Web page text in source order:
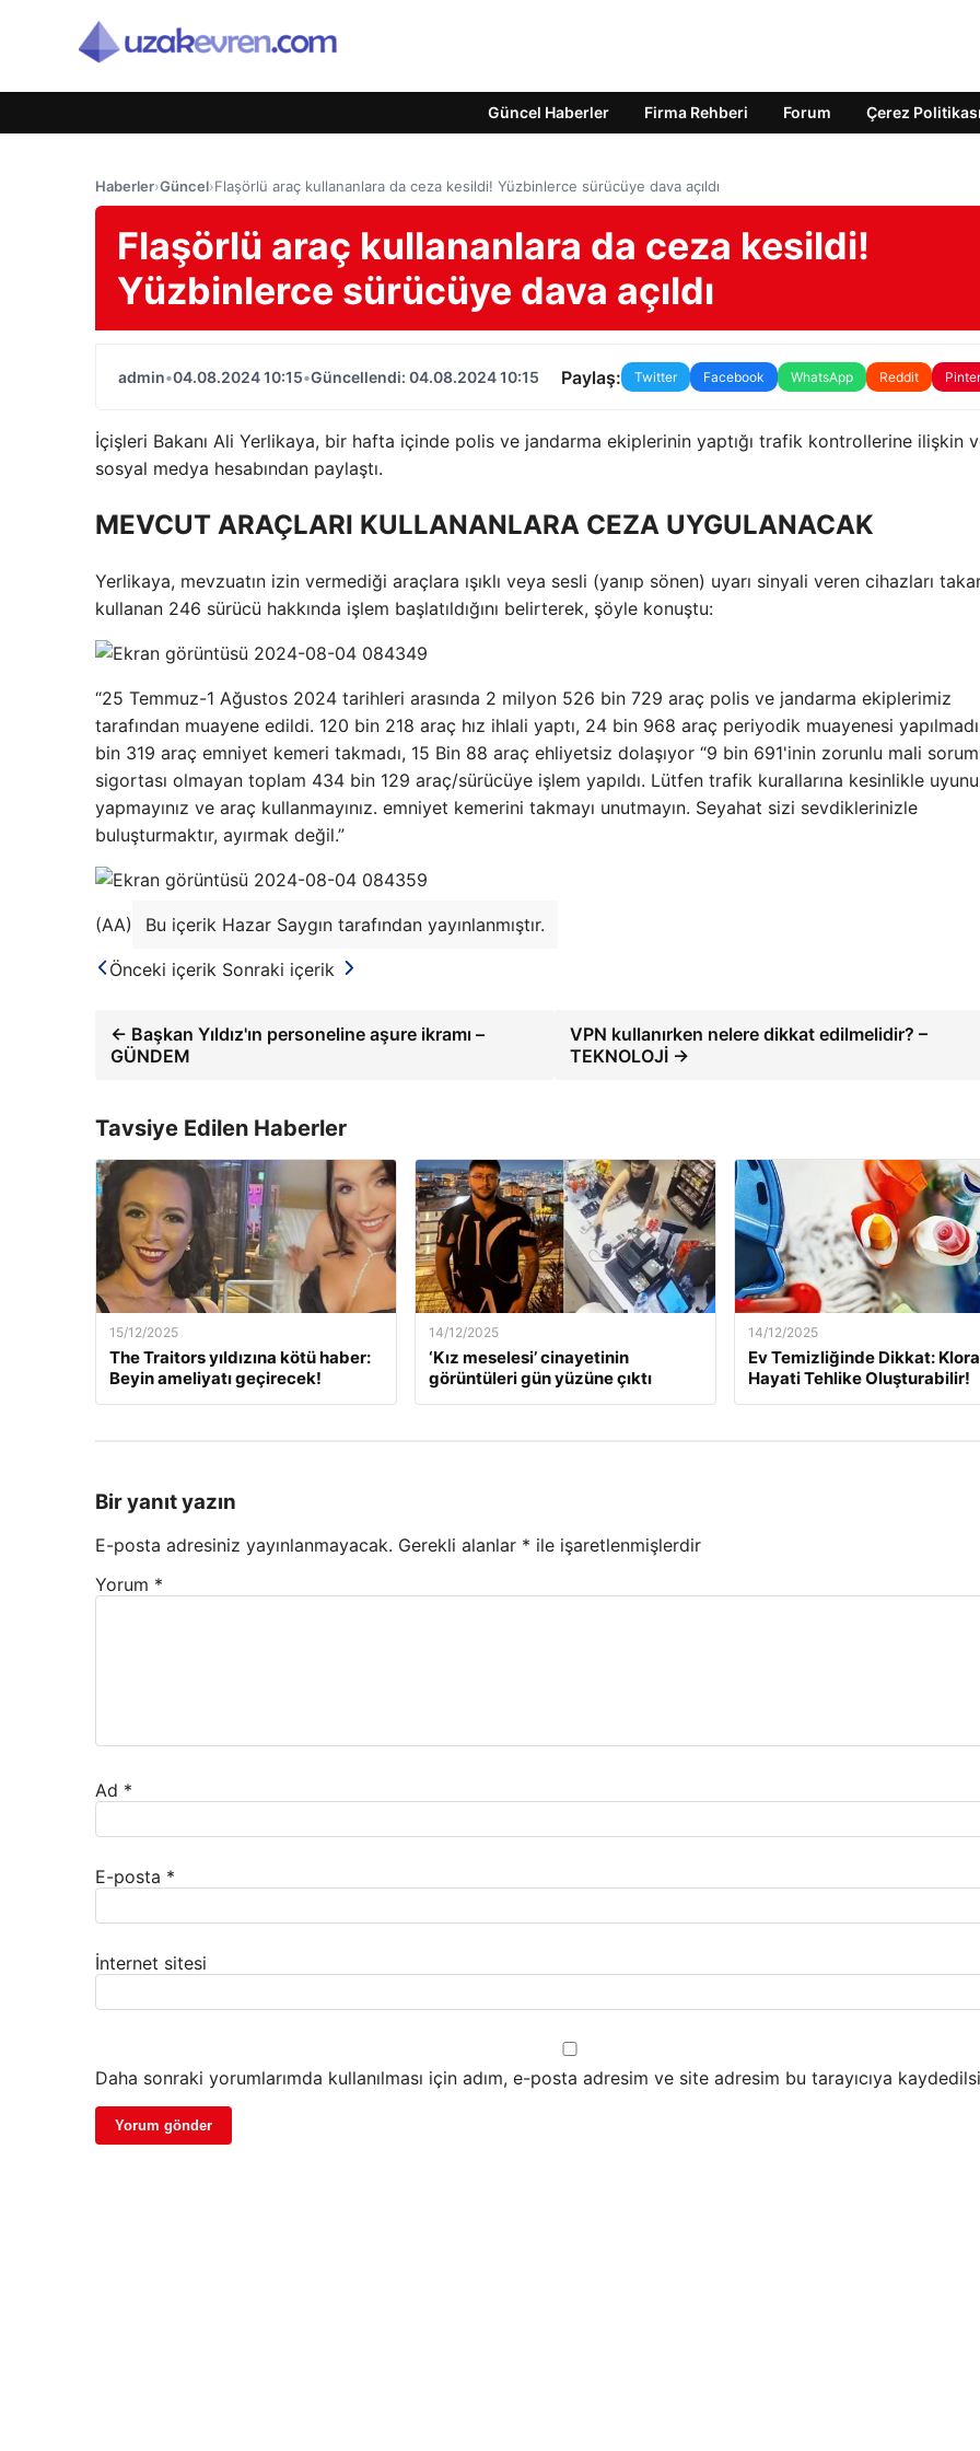
Güncel Haberler Firma Rehberi Forum Çerez Politikası
Haberler›Güncel›Flaşörlü araç kullananlara da ceza kesildi! Yüzbinlerce sürücüye dava açıldı
Flaşörlü araç kullananlara da ceza kesildi!
Yüzbinlerce sürücüye dava açıldı
admin•04.08.2024 10:15•Güncellendi: 04.08.2024 10:15 Paylaş: Twitter Facebook WhatsApp Reddit
İçişleri Bakanı Ali Yerlikaya, bir hafta içinde polis ve jandarma ekiplerinin yaptığı trafik kontrollerine ilişkin
sosyal medya hesabından paylaştı.
MEVCUT ARAÇLARI KULLANANLARA CEZA UYGULANACAK
Yerlikaya, mevzuatın izin vermediği araçlara ışıklı veya sesli (yanıp sönen) uyarı sinyali veren cihazları
kullanan 246 sürücü hakkında işlem başlatıldığını belirterek, şöyle konuştu:
“25 Temmuz-1 Ağustos 2024 tarihleri ​​arasında 2 milyon 526 bin 729 araç polis ve jandarma ekiplerimiz
tarafından muayene edildi. 120 bin 218 araç hız ihlali yaptı, 24 bin 968 araç periyodik muayenesi
bin 319 araç emniyet kemeri takmadı, 15 Bin 88 araç ehliyetsiz dolaşıyor “9 bin 691'inin zorunlu mali
sigortası olmayan toplam 434 bin 129 araç/sürücüye işlem yapıldı. Lütfen trafik kurallarına kesinlikle
yapmayınız ve araç kullanmayınız. emniyet kemerini takmayı unutmayın. Seyahat sizi sevdiklerinizle
buluşturmaktır, ayırmak değil.”
(AA) Bu içerik Hazar Saygın tarafından yayınlanmıştır.
Önceki içerik Sonraki içerik
← Başkan Yıldız'ın personeline aşure ikramı –
GÜNDEM
VPN kullanırken nelere dikkat edilmelidir? –
TEKNOLOJİ →
Tavsiye Edilen Haberler
15/12/2025
The Traitors yıldızına kötü haber:
Beyin ameliyatı geçirecek!
14/12/2025
‘Kız meselesi’ cinayetinin
görüntüleri gün yüzüne çıktı
14/12/2025
Ev Temizliğinde Dikkat:
Hayati Tehlike Oluşturabilir!
Bir yanıt yazın
E-posta adresiniz yayınlanmayacak. Gerekli alanlar * ile işaretlenmişlerdir
Yorum *
Ad *
E-posta *
İnternet sitesi
Daha sonraki yorumlarımda kullanılması için adım, e-posta adresim ve site adresim bu tarayıcıya